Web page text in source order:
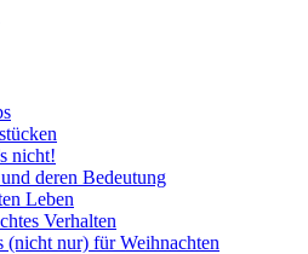
nicht!
deren Bedeutung
Leben
Verhalten
(nicht nur) für Weihnachten